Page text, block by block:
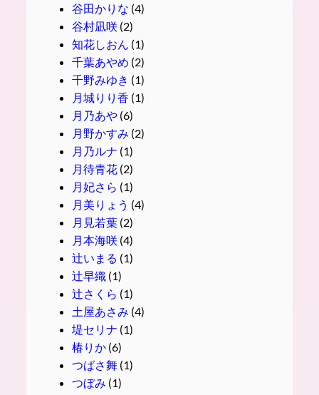
谷田かりな (4)
谷村凪咲(2)
知花しおん (1)
千葉あやめ (2)
千野みゆき (1)
月城りり香 (1)
月乃あや(6)
月野かすみ (2)
月乃ルナ (1)
月待青花(2)
月妃さら (1)
月美りょう (4)
月見若葉(2)
月本海咲(4)
辻いまる (1)
辻早織 (1)
辻さくら (1)
土屋あさみ (4)
堤セリナ (1)
椿りか(6)
つばさ舞(1)
つぼみ (1)